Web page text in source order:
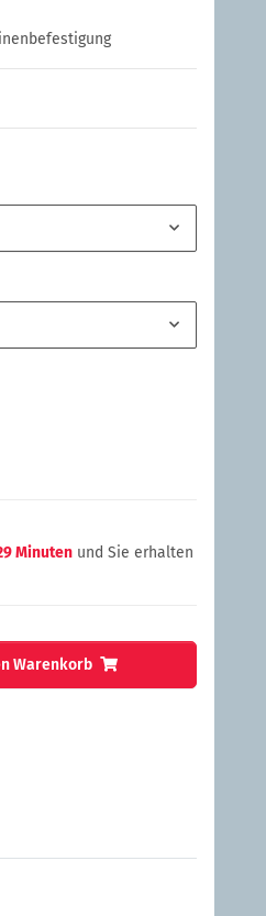
Minuten und Sie erhalten
Warenkorb